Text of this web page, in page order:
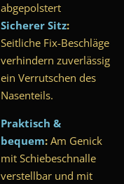
abgepolstert
Sicherer Sitz:
Seitliche Fix-Beschläge
verhindern zuverlässig
ein Verrutschen des
Nasenteils.
Praktisch &
bequem:Am Genick
mit Schiebeschnalle
verstellbar und mit